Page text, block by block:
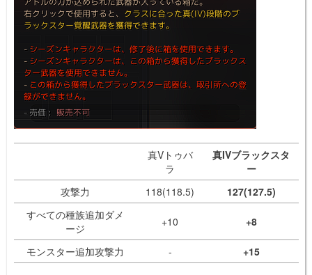
真Vトゥバ
ラ
真IVブラックスタ
ー
攻撃力
118(118.5)
127(127.5)
すべての種族追加ダメ
ージ
+10 +8
モンスター追加攻撃力 - +15